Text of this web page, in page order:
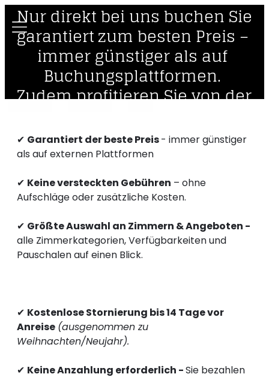
----
----
Nur direkt bei uns buchen Sie
garantiert zum besten Preis –
immer günstiger als auf
Buchungsplattformen.
Zudem profitieren Sie von der
Zimmerkategorien und
✔ Garantiert der beste Preis- immer günstiger
als auf externen Plattformen
✔ Keine versteckten Gebühren – ohne
Aufschläge oder zusätzliche Kosten.
✔ Größte Auswahl an Zimmern & Angeboten -
alle Zimmerkategorien, Verfügbarkeiten und
Pauschalen auf einen Blick.
✔ Kostenlose Stornierung bis 14 Tage vor
Anreise (ausgenommen zu
Weihnachten/Neujahr).
✔ Keine Anzahlung erforderlich -Sie bezahlen